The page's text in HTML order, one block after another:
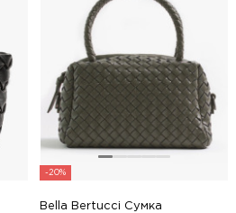
-20%
Bella Bertucci Сумка